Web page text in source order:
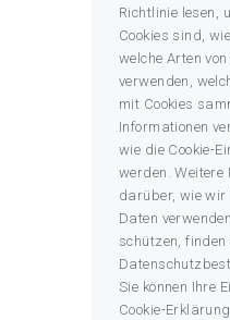
Richtlinie lesen,
Cookies sind,
welche Arten
verwenden,
mit Cookies
Informationen
wie die Cookie-
werden. Weitere
darüber, wie wir
Daten
schützen, finden
Sie können Ihre
Cookie-